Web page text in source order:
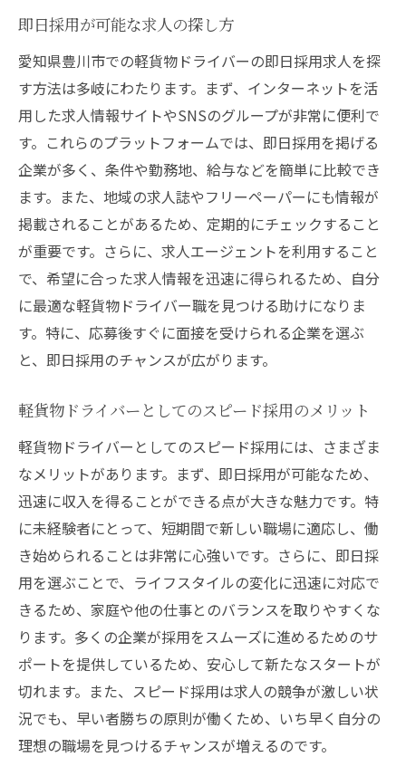
高単価案件豊富な豊川市で軽貨物ドライバーと
して成功する方法
高単価案件の見極め方と選び方
効率的な配達で利益を最大化する方法
豊川市で高単価案件を得るためのスキル
成功するドライバーが実践する時間管理術
高収入を目指すための情報収集の重要性
成功に繋がる顧客との信頼関係の築き方
軽貨物ドライバーの仕事で豊川市での高収入を
実現する
高収入に繋がる案件を選ぶポイント
豊川市での軽貨物業務で収入を増やす秘訣
収入を左右する効率的なルート設計
高収入実現のための自己スキルの向上法
豊川市の市場を理解した案件選択
高収入を可能にする業務委託の活用法
物流業界の成長がもたらす豊川市での軽貨物ド
ライバーのチャンス
物流業界の成長がドライバーに与える影響
成長市場での軽貨物ドライバーの需要とは
豊川市での物流業界の最新トレンド
物流の進化がもたらす新たな収入機会
業界成長を背景にしたキャリア展望
豊川市の物流業界でキャリアを築く方法
豊川市で軽貨物ドライバーとして理想の収入を
即日採用が可能な求人の探し方
愛知県豊川市での軽貨物ドライバーの即日採用求人を探
す方法は多岐にわたります。まず、インターネットを活
用した求人情報サイトやSNSのグループが非常に便利で
す。これらのプラットフォームでは、即日採用を掲げる
企業が多く、条件や勤務地、給与などを簡単に比較でき
ます。また、地域の求人誌やフリーペーパーにも情報が
掲載されることがあるため、定期的にチェックすること
が重要です。さらに、求人エージェントを利用すること
で、希望に合った求人情報を迅速に得られるため、自分
に最適な軽貨物ドライバー職を見つける助けになりま
す。特に、応募後すぐに面接を受けられる企業を選ぶ
と、即日採用のチャンスが広がります。
軽貨物ドライバーとしてのスピード採用のメリット
軽貨物ドライバーとしてのスピード採用には、さまざま
なメリットがあります。まず、即日採用が可能なため、
迅速に収入を得ることができる点が大きな魅力です。特
に未経験者にとって、短期間で新しい職場に適応し、働
き始められることは非常に心強いです。さらに、即日採
用を選ぶことで、ライフスタイルの変化に迅速に対応で
きるため、家庭や他の仕事とのバランスを取りやすくな
ります。多くの企業が採用をスムーズに進めるためのサ
ポートを提供しているため、安心して新たなスタートが
切れます。また、スピード採用は求人の競争が激しい状
況でも、早い者勝ちの原則が働くため、いち早く自分の
理想の職場を見つけるチャンスが増えるのです。